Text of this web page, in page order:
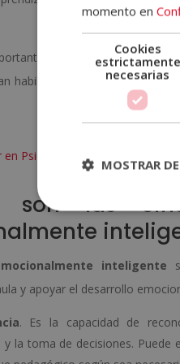
es que a través de la
habilidades clave para
Psicología Infantil, Atención
son las
inteligente
y apoyar el desarrollo
. Es la capacidad de
la toma de decisiones. Puede
momento en
Cookies
estrictamente
necesarias
MOSTRAR